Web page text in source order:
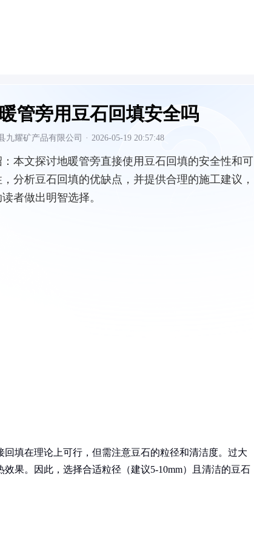
管旁用豆石回填安全吗
九耀矿产品有限公司 · 2026-05-19 20:57:48
本文探讨地暖管旁直接使用豆石回填的安全性和可
分析豆石回填的优缺点，并提供合理的施工建议，
者做出明智选择。
填在理论上可行，但需注意豆石的粒径和清洁度。过大
果。因此，选择合适粒径（建议5-10mm）且清洁的豆石